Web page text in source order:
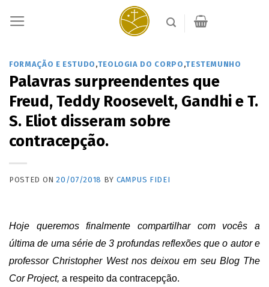
FORMAÇÃO E ESTUDO ,TEOLOGIA DO CORPO ,TESTEMUNHO
Palavras surpreendentes que
Freud, Teddy Roosevelt, Gandhi e T.
S. Eliot disseram sobre
contracepção.
POSTED ON20/07/2018 BY CAMPUS FIDEI
Hoje queremos finalmente compartilhar com vocês a
última de uma série de 3 profundas reflexões que o autor e
professor Christopher West nos deixou em seu Blog The
Cor Project, a respeito da contracepção.